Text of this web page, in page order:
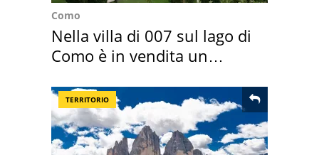
Como
Nella villa di 007 sul lago di
Como è in vendita un
TERRITORIO